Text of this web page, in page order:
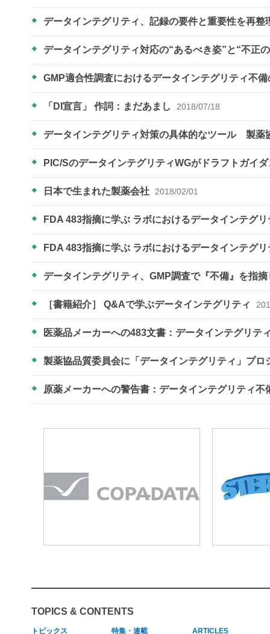
データインテグリティ、記録の要件と重要性を再整
データインテグリティ対応の“あるべき姿”と“不正
GMP適合性調査におけるデータインテグリティ不
「DI宣言」 作詞：まだあまし 2018/07/18
データインテグリティ対策の具体的なツール 製薬
PIC/SのデータインテグリティWGがドラフトガイ
日本で生まれた製薬会社 2018/02/01
FDA 483指摘に学ぶ ラボにおけるデータインテグ
FDA 483指摘に学ぶ ラボにおけるデータインテグ
データインテグリティ、GMP調査で『不備』を指
［書籍紹介］ Q&Aで学ぶデータインテグリティ
医薬品メーカーへの483文書：データインテグリテ
製薬協品質委員会に「データインテグリティ」プロ
原薬メーカーへの警告書：データインテグリティ不
TOPICS & CONTENTS
トピックス 特集・連載 ARTICLES